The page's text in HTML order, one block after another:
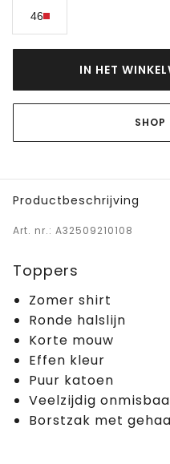
46
IN HET
SHOP
Productbeschrijving
Art. nr.: A32509210108
Toppers
Zomer shirt
Ronde halslijn
Korte mouw
Effen kleur
Puur katoen
Veelzijdig
Borstzak met